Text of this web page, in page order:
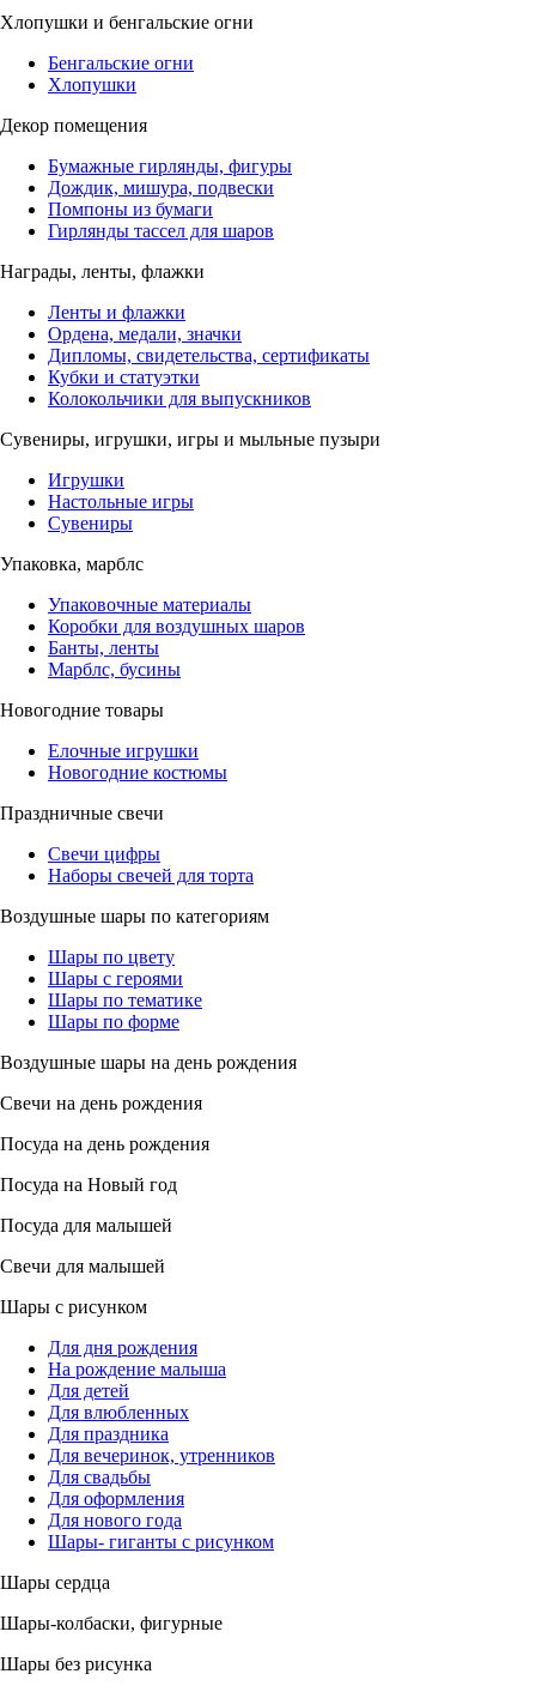
Хлопушки и бенгальские огни
Бенгальские огни
Хлопушки
Декор помещения
Бумажные гирлянды, фигуры
Дождик, мишура, подвески
Помпоны из бумаги
Гирлянды тассел для шаров
Награды, ленты, флажки
Ленты и флажки
Ордена, медали, значки
Дипломы, свидетельства, сертификаты
Кубки и статуэтки
Колокольчики для выпускников
Сувениры, игрушки, игры и мыльные пузыри
Игрушки
Настольные игры
Сувениры
Упаковка, марблс
Упаковочные материалы
Коробки для воздушных шаров
Банты, ленты
Марблс, бусины
Новогодние товары
Елочные игрушки
Новогодние костюмы
Праздничные свечи
Свечи цифры
Наборы свечей для торта
Воздушные шары по категориям
Шары по цвету
Шары с героями
Шары по тематике
Шары по форме
Воздушные шары на день рождения
Свечи на день рождения
Посуда на день рождения
Посуда на Новый год
Посуда для малышей
Свечи для малышей
Шары с рисунком
Для дня рождения
На рождение малыша
Для детей
Для влюбленных
Для праздника
Для вечеринок, утренников
Для свадьбы
Для оформления
Для нового года
Шары- гиганты с рисунком
Шары сердца
Шары-колбаски, фигурные
Шары без рисунка